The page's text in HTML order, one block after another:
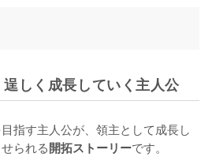
しく成長していく主人公
指す主人公が、領主として成長し
られる開拓ストーリーです。